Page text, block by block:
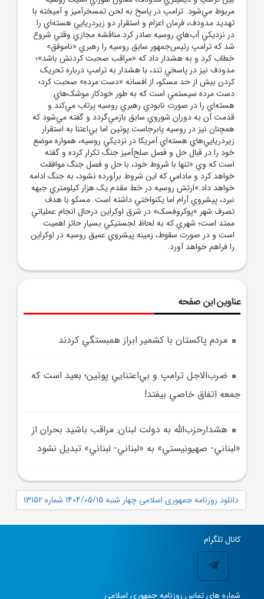
مربوط مي‌شود. ترامپ در پاسخ به لحن تمسخرآميز و آميخته با
تهديد مدودف، فرمان اعزام و استقرار دو زيردريايي هسته‌اي را
در نزديکي آب‌هاي روسيه صادر کرد.مناقشه مجازي وقتي شروع
شد که ترامپ رئيس‌جمهور سابق روسيه را رهبري «ناموفق»
خطاب کرد و به هشدار داد که «مراقب صحبت کردنش باشد»؛
مدودف نيز در پاسخي تند، با هشدار به ترامپ درباره تحريک
کردن بيش از حد مسکو، از افسانه «دست مرده» صحبت کرد؛
دست مرده سيستمي است که به طور خودکار موشک‌هاي
هسته‌اي را در صورت نابودي رهبري روسيه پرتاب مي‌کند و
قدمت آن به دوران شوروي سابق بازمي‌گردد و گفته مي‌شود که
همچنان نيز در روسيه پابرجاست.پوتين اما بي‌اعتنا به استقرار
زيردريايي‌هاي هسته‌اي آمريکا در نزديکي روسيه، همواره موضع
خود را در قبال حل و فصل صلح‌آميز جنگ تکرار کرده و گفته
است که وي «تنها با شروط خود، با حل و فصل جنگ موافقت
خواهد کرد و مادامي که اين شروط برآورده نشود، به جنگ ادامه
خواهد داد.»ارتش روسيه در خط مقدم يک هزار کيلومتري جبهه
نبرد، پيشروي آرام اما يکنواختي داشته است. مسکو با هدف
تصرف شهر «پوکروفسک» در شرق اوکراين درحال انجام عملياتي
ممتد است؛ شهري که به لحاظ لجستيکي بسيار حائز اهميت
است و در صورت سقوط، زمينه پيشروي عميق روسيه در اوکراين
را فراهم خواهد آورد.
عناوین این صفحه
مردم پاکستان با کشمير ابراز همبستگي کردند
ضرب‌الاجل ترامپ و بي‌اعتنايي پوتين؛ بعيد است که
جمعه اتفاق خاصي بيفتد!
هشدارحزب‌الله به دولت لبنان: مراقب باشيد بحران از
«لبناني- صهيونيستي» به «لبناني- لبناني» تبديل نشود
دانلود روزنامه جمهوری اسلامی چهار شنبه 1404/05/15 شماره 13152
کانال تلگرام
شماره های تماس روزنامه جمهوری اسلامی